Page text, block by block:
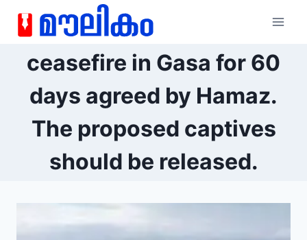
ceasefire in Gasa for 60
days agreed by Hamaz.
The proposed captives
should be released.